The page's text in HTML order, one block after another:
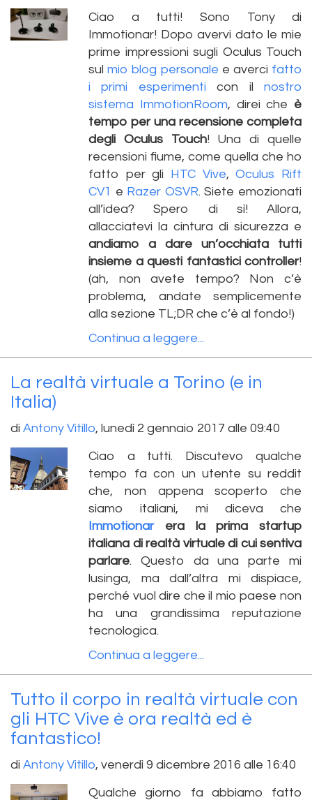
Ciao a tutti! Sono Tony di
Immotionar! Dopo avervi dato le mie
prime impressioni sugli Oculus Touch
sulmio blog personale e averci fatto
i primi esperimenti con ilnostro
sistema ImmotionRoom, direi che è
tempo per una recensione completa
degli Oculus Touch! Una di quelle
recensioni fiume, come quella che ho
fatto per gli HTC Vive,Oculus Rift
CV1 e Razer OSVR. Siete emozionati
all’idea? Spero di sì! Allora,
allacciatevi la cintura di sicurezza e
andiamo a dare un’occhiata tutti
insieme a questi fantastici controller!
(ah, non avete tempo? Non c’è
problema, andate semplicemente
alla sezione TL;DR che c’è al fondo!)
Continua a leggere...
La realtà virtuale a Torino (e in
Italia)
di Antony Vitillo, lunedì 2 gennaio 2017 alle 09:40
Ciao a tutti. Discutevo qualche
tempo fa con un utente su reddit
che, non appena scoperto che
siamo italiani, mi diceva che
Immotionarera la prima startup
italiana di realtà virtuale di cui sentiva
parlare. Questo da una parte mi
lusinga, ma dall’altra mi dispiace,
perché vuol dire che il mio paese non
ha una grandissima reputazione
tecnologica.
Continua a leggere...
Tutto il corpo in realtà virtuale con
gli HTC Vive è ora realtà ed è
fantastico!
di Antony Vitillo, venerdì 9 dicembre 2016 alle 16:40
Qualche giorno fa abbiamo fatto